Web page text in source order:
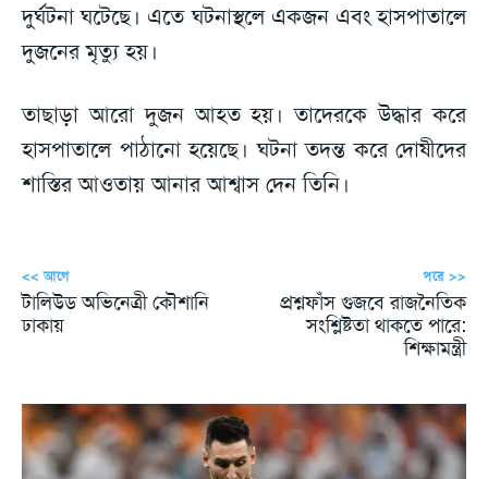
দুর্ঘটনা ঘটেছে। এতে ঘটনাস্থলে একজন এবং হাসপাতালে
দুজনের মৃত্যু হয়।
তাছাড়া আরো দুজন আহত হয়। তাদেরকে উদ্ধার করে
হাসপাতালে পাঠানো হয়েছে। ঘটনা তদন্ত করে দোষীদের
শাস্তির আওতায় আনার আশ্বাস দেন তিনি।
<< আগে
টালিউড অভিনেত্রী কৌশানি
ঢাকায়
পরে >>
প্রশ্নফাঁস গুজবে রাজনৈতিক
সংশ্লিষ্টতা থাকতে পারে:
শিক্ষামন্ত্রী